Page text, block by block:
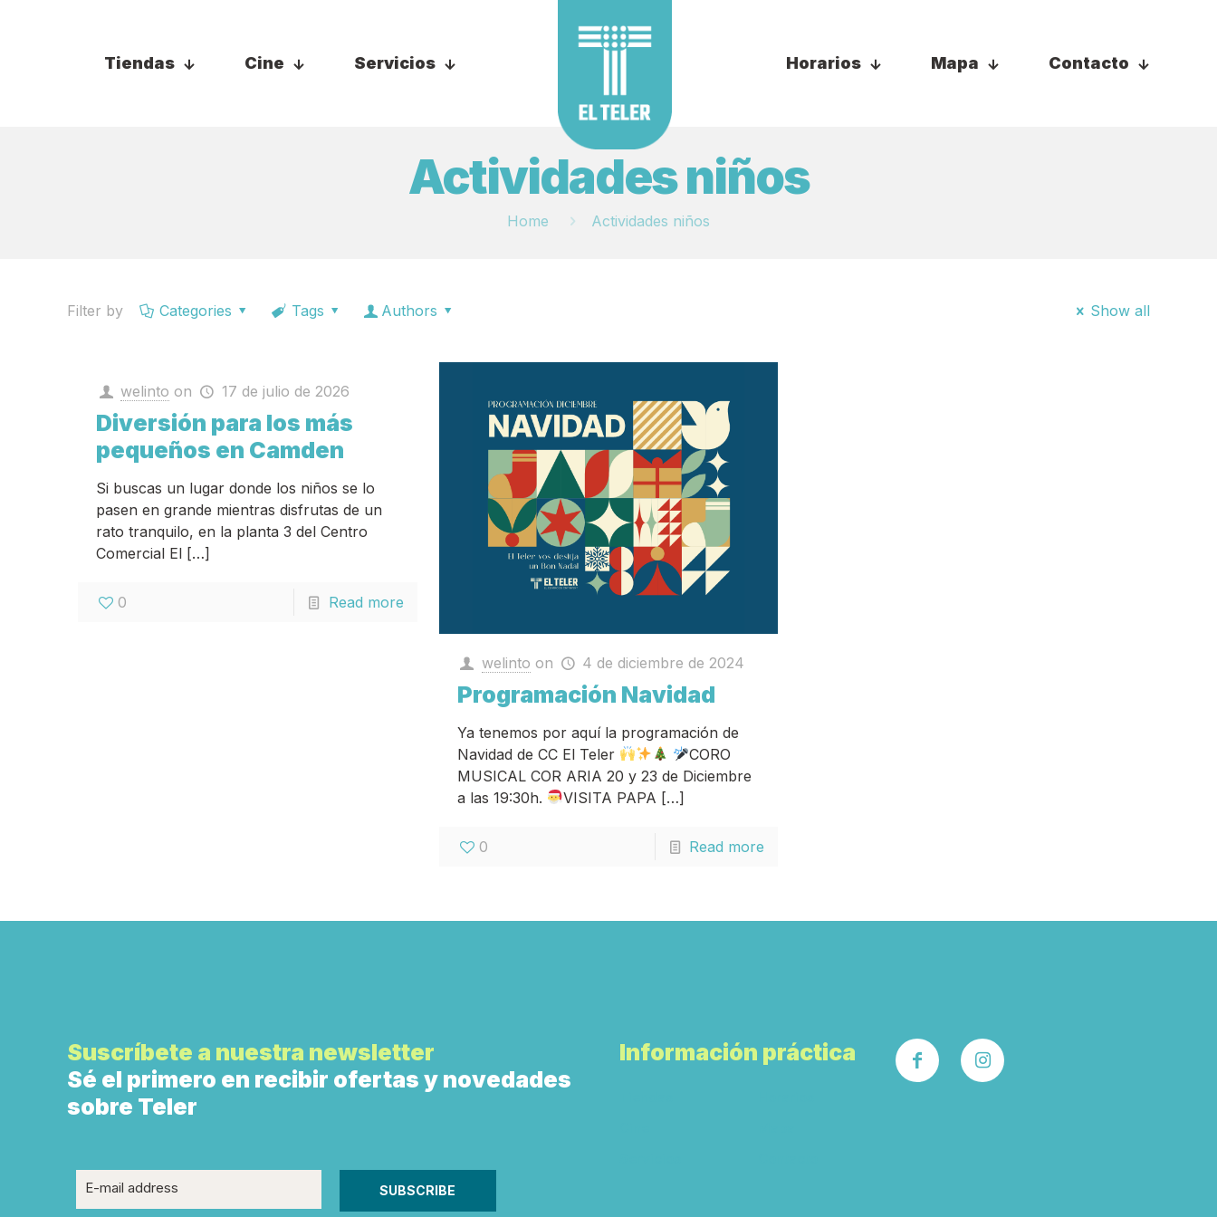
Tiendas Cine Servicios Horarios Mapa Contacto
Actividades niños
Home Actividades niños
Filter by Categories Tags Authors Show all
welinto on 17 de julio de 2026
Diversión para los más
pequeños en Camden
Si buscas un lugar donde los niños se lo
pasen en grande mientras disfrutas de un
rato tranquilo, en la planta 3 del Centro
Comercial El[…]
0 Read more
welinto on 4 de diciembre de 2024
Programación Navidad
Ya tenemos por aquí la programación de
Navidad de CC El Teler
CORO
MUSICAL COR ARIA 20 y 23 de Diciembre
a las 19:30h.
VISITA PAPA […]
0 Read more
Suscríbete a nuestra newsletter
Sé el primero en recibir ofertas y novedades
sobre Teler
Información práctica